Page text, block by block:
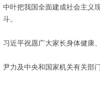
中叶把我国全面建成社会主义
斗。
习近平祝愿广大家长身体健康
尹力及中央和国家机关有关部